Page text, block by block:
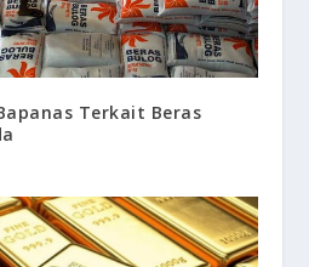
Terkait Beras